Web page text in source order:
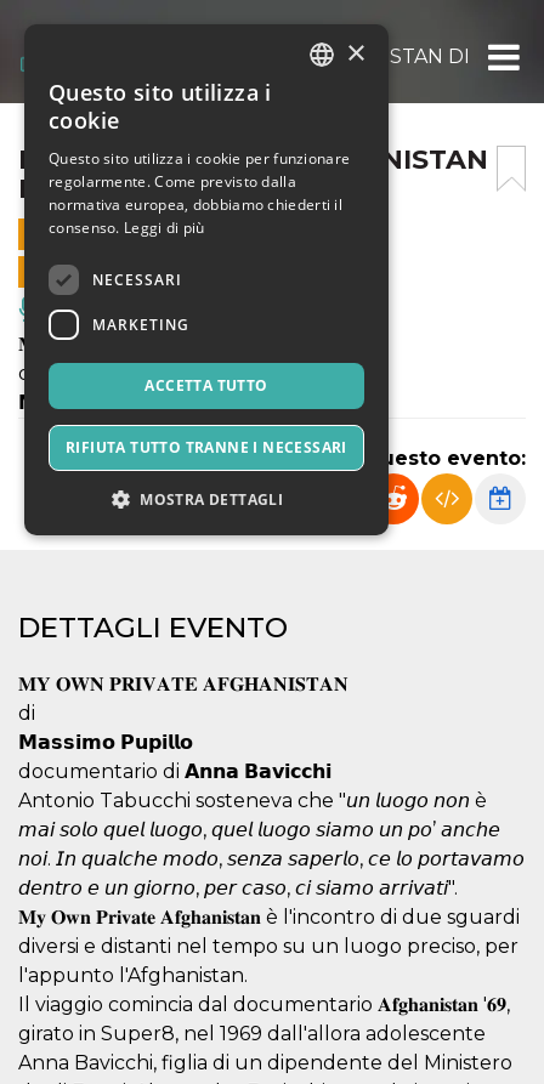
MY OWN PRIVATE AFGHANISTAN DI
MY OWN PRIVATE AFGHANISTAN
DI MASSIMO PUPILLO
23 MARZO 2023 - 21:00
VENDITE ONLINE TERMINATE
Musica, Eventi Live, Club
𝐌𝐘 𝐎𝐖𝐍 𝐏𝐑𝐈𝐕𝐀𝐓𝐄 𝐀𝐅𝐆𝐇𝐀𝐍𝐈𝐒𝐓𝐀𝐍
di
𝗠𝗮𝘀𝘀𝗶𝗺𝗼 𝗣𝘂𝗽𝗶𝗹𝗹𝗼
Condividi questo evento:
DETTAGLI EVENTO
𝐌𝐘 𝐎𝐖𝐍 𝐏𝐑𝐈𝐕𝐀𝐓𝐄 𝐀𝐅𝐆𝐇𝐀𝐍𝐈𝐒𝐓𝐀𝐍
di
𝗠𝗮𝘀𝘀𝗶𝗺𝗼 𝗣𝘂𝗽𝗶𝗹𝗹𝗼
documentario di 𝗔𝗻𝗻𝗮 𝗕𝗮𝘃𝗶𝗰𝗰𝗵𝗶
Antonio Tabucchi sosteneva che "𝘶𝘯 𝘭𝘶𝘰𝘨𝘰 𝘯𝘰𝘯 è
𝘮𝘢𝘪 𝘴𝘰𝘭𝘰 𝘲𝘶𝘦𝘭 𝘭𝘶𝘰𝘨𝘰, 𝘲𝘶𝘦𝘭 𝘭𝘶𝘰𝘨𝘰 𝘴𝘪𝘢𝘮𝘰 𝘶𝘯 𝘱𝘰’ 𝘢𝘯𝘤𝘩𝘦
𝘯𝘰𝘪. 𝘐𝘯 𝘲𝘶𝘢𝘭𝘤𝘩𝘦 𝘮𝘰𝘥𝘰, 𝘴𝘦𝘯𝘻𝘢 𝘴𝘢𝘱𝘦𝘳𝘭𝘰, 𝘤𝘦 𝘭𝘰 𝘱𝘰𝘳𝘵𝘢𝘷𝘢𝘮𝘰
𝘥𝘦𝘯𝘵𝘳𝘰 𝘦 𝘶𝘯 𝘨𝘪𝘰𝘳𝘯𝘰, 𝘱𝘦𝘳 𝘤𝘢𝘴𝘰, 𝘤𝘪 𝘴𝘪𝘢𝘮𝘰 𝘢𝘳𝘳𝘪𝘷𝘢𝘵𝘪".
𝐌𝐲 𝐎𝐰𝐧 𝐏𝐫𝐢𝐯𝐚𝐭𝐞 𝐀𝐟𝐠𝐡𝐚𝐧𝐢𝐬𝐭𝐚𝐧 è l'incontro di due sguardi
diversi e distanti nel tempo su un luogo preciso, per
l'appunto l'Afghanistan.
Il viaggio comincia dal documentario 𝐀𝐟𝐠𝐡𝐚𝐧𝐢𝐬𝐭𝐚𝐧 '𝟔𝟗,
girato in Super8, nel 1969 dall'allora adolescente
Anna Bavicchi, figlia di un dipendente del Ministero
×
Questo sito utilizza i
cookie
Questo sito utilizza i cookie per funzionare
regolarmente. Come previsto dalla
normativa europea, dobbiamo chiederti il
consenso. Leggi di più
NECESSARI
MARKETING
ACCETTA TUTTO
RIFIUTA TUTTO TRANNE I NECESSARI
MOSTRA DETTAGLI
I cookie strettamente necessari o tecnici sono
senza.
Nome
cf_clearance
Cloudflare,
Inc.
.oooh.events
Cookie from
stores the proof
of challenge
passed. It is
used to no
longer issue a
captcha or
jschallenge
challenge if
reach origin
server.
wordpress_test_cookie
Automattic
Inc.
Sessione
Cookie di
Wordpress,